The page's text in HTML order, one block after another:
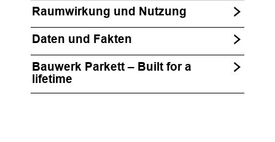
Raumwirkung und Nutzung
Daten und Fakten
Bauwerk Parkett – Built for a
lifetime